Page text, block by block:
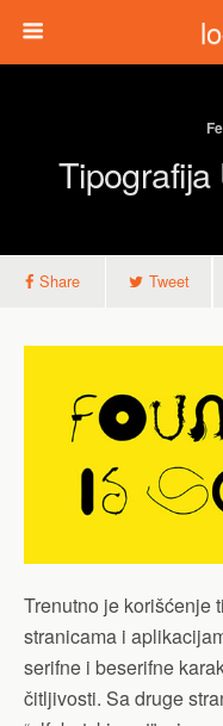
Tipografija
Share Tweet
Trenutno je korišćenje
stranicama i
serifne i beserifne
čitljivosti. Sa druge